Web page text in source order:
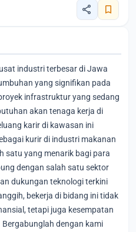
share bookmark
industri terbesar di Jawa
yang signifikan pada
infrastruktur yang sedang
akan tenaga kerja di
karir di kawasan ini
kurir di industri makanan
satu yang menarik bagi para
dengan salah satu sektor
dukungan teknologi terkini
bekerja di bidang ini tidak
tetapi juga kesempatan
dengan kami